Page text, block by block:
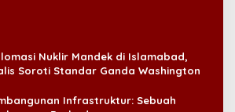
Nuklir Mandek di Islamabad,
Soroti Standar Ganda Washington
Infrastruktur: Sebuah